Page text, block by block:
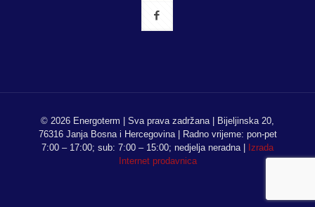
© 2026 Energoterm | Sva prava zadržana | Bijeljinska 20,
76316 Janja Bosna i Hercegovina | Radno vrijeme: pon-pet
7:00 – 17:00; sub: 7:00 – 15:00; nedjelja neradna |
Izrada
Internet prodavnica